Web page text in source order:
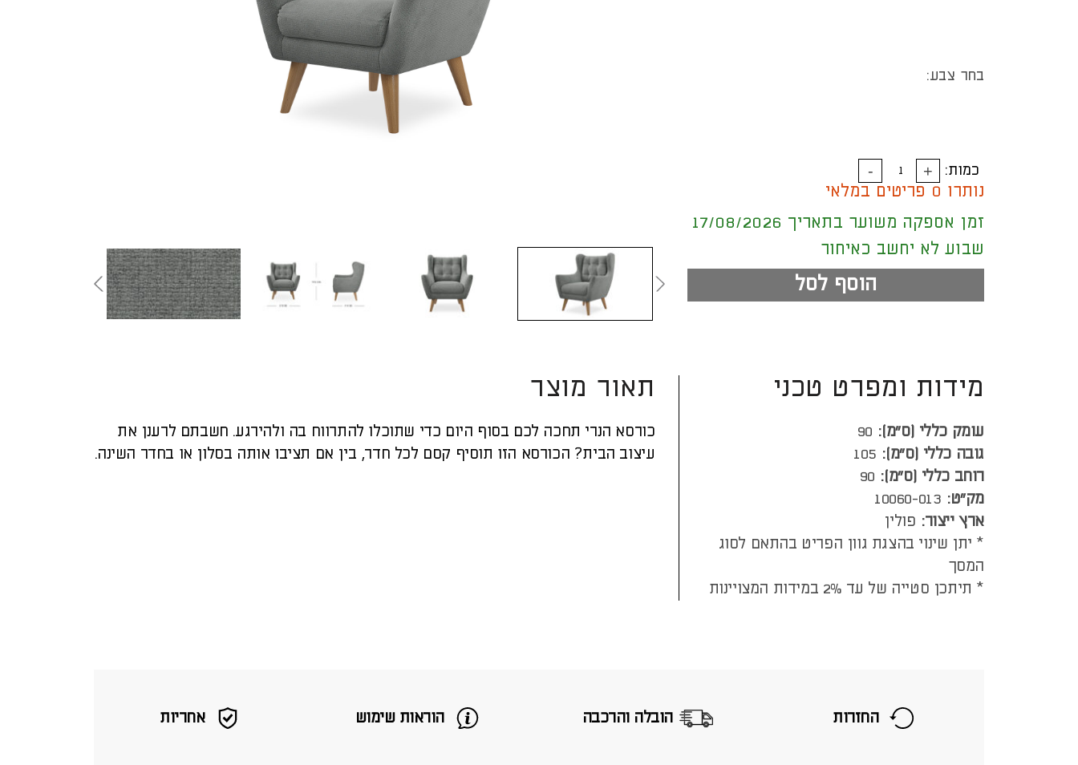
בחר צבע:
כמות:
נותרו 0 פריטים במלאי
זמן אספקה משוער בתאריך 17/08/2026
שבוע לא יחשב כאיחור
הוסף לסל
תאור מוצר
כורסא הנרי תחכה לכם בסוף היום כדי שתוכלו להתרווח בה ולהירגע. חשבתם לרענן את
עיצוב הבית? הכורסא הזו תוסיף קסם לכל חדר, בין אם תציבו אותה בסלון או בחדר השינה.
מידות ומפרט טכני
עומק כללי (ס”מ): 90
גובה כללי (ס”מ): 105
רוחב כללי (ס”מ): 90
מק"ט: 10060-013
ארץ ייצור: פולין
* יתן שינוי בהצגת גוון הפריט בהתאם לסוג
המסך
* תיתכן סטייה של עד 2% במידות המצויינות
אחריות הוראות שימוש הובלה והרכבה החזרות